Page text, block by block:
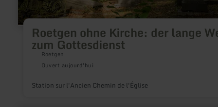
Roetgen ohne Kirche: der lange
zum Gottesdienst
Roetgen
Ouvert aujourd'hui
Station sur l'Ancien Chemin de l'Église